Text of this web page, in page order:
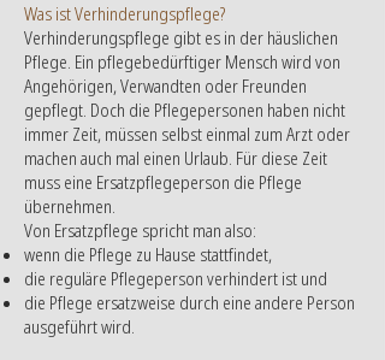
Was ist Verhinderungspflege?
Verhinderungspflege gibt es in der häuslichen
Pflege. Ein pflegebedürftiger Mensch wird von
Angehörigen, Verwandten oder Freunden
gepflegt. Doch die Pflegepersonen haben nicht
immer Zeit, müssen selbst einmal zum Arzt oder
machen auch mal einen Urlaub. Für diese Zeit
muss eine Ersatzpflegeperson die Pflege
übernehmen.
Von Ersatzpflege spricht man also:
wenn die Pflege zu Hause stattfindet,
die reguläre Pflegeperson verhindert ist und
die Pflege ersatzweise durch eine andere Person
ausgeführt wird.